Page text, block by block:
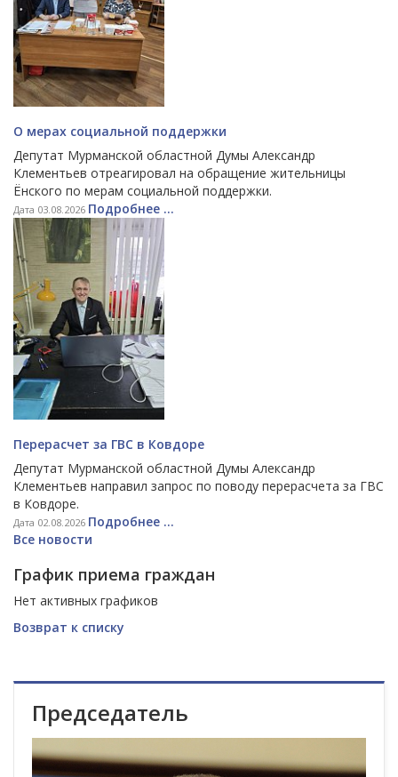
О мерах социальной поддержки
Депутат Мурманской областной Думы Александр
Клементьев отреагировал на обращение жительницы
Ёнского по мерам социальной поддержки.
Дата 03.08.2026 Подробнее ...
Перерасчет за ГВС в Ковдоре
Депутат Мурманской областной Думы Александр
Клементьев направил запрос по поводу перерасчета за ГВС
в Ковдоре.
Дата 02.08.2026 Подробнее ...
Все новости
График приема граждан
Нет активных графиков
Возврат к списку
Председатель